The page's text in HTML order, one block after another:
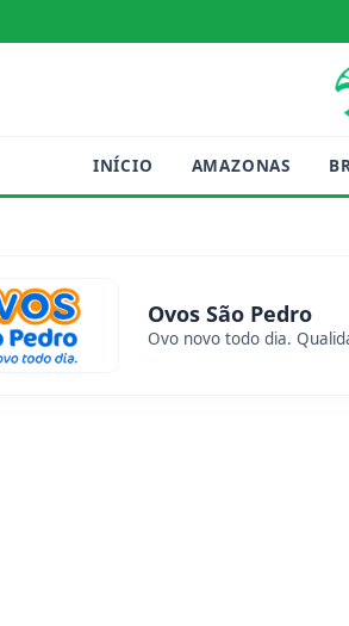
INÍCIO AMAZONAS
Ovos São Pedro
Ovo novo todo dia.